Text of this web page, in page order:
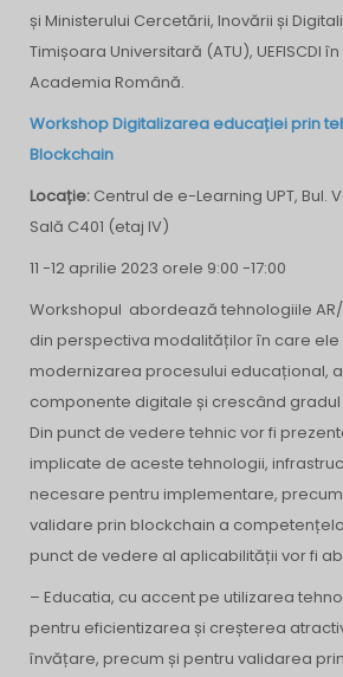
și Ministerului Cercetării, Inovării și
Timișoara Universitară (ATU), UEFISCDI
Academia Română.
Workshop Digitalizarea educației prin
Blockchain
Locație: Centrul de e-Learning UPT, Bul.
Sală C401 (etaj IV)
11 -12 aprilie 2023 orele 9:00 -17:00
Workshopul abordează tehnologiile AR/
din perspectiva modalităților în care ele
modernizarea procesului educațional,
componente digitale și crescând
Din punct de vedere tehnic vor fi
implicate de aceste tehnologii,
necesare pentru implementare,
validare prin blockchain a
punct de vedere al aplicabilității vor fi
– Educatia, cu accent pe utilizarea
pentru eficientizarea și creșterea
învățare, precum și pentru validarea